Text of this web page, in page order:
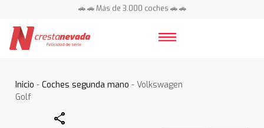
🚗 🚗 Más de 3.000 coches 🚗 🚗
Inicio -Coches segunda mano - Volkswagen
Golf
Share